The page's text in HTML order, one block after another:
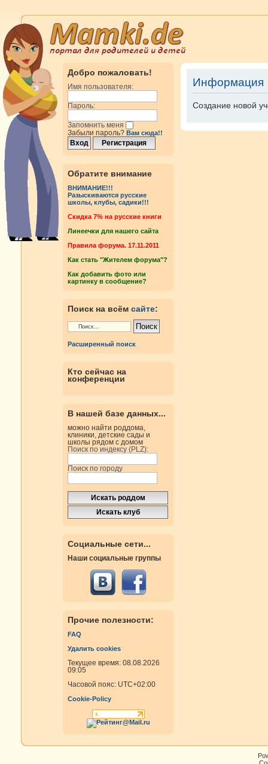
Добро пожаловать!
Имя пользователя:
Пароль:
Запомнить меня
Забыли пароль? Вам сюда!!
Обратите внимание
ВНИМАНИЕ!!!
Разыскиваются русские
школы, клубы, садики!!!
Cкидка 7% на русские книги
Линеечки для нашего сайта
Правила форума. 17.11.2011
Как стать "Жителем форума"?
Как добавить фото или
картинку в сообщение?
Поиск на всём сайте:
Расширенный поиск
Кто сейчас на
конференции
В нашей базе данных...
можно найти роддома,
клиники, детские сады и
школы рядом с домом
Поиск по индексу (PLZ):
Поиск по городу
Социальные сети...
Наши социальные группы
Прочие полезности:
FAQ
Удалить cookies
Текущее время: 08.08.2026
09:05
Часовой пояс: UTC+02:00
Cookie-Policy
Информация
Создание новой